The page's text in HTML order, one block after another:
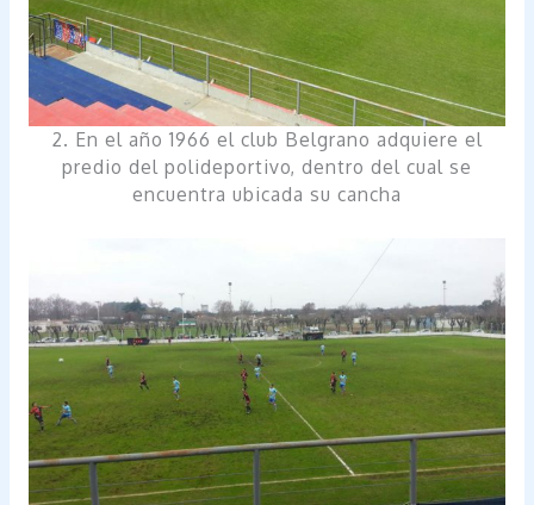
2. En el año 1966 el club Belgrano adquiere el
predio del polideportivo, dentro del cual se
encuentra ubicada su cancha